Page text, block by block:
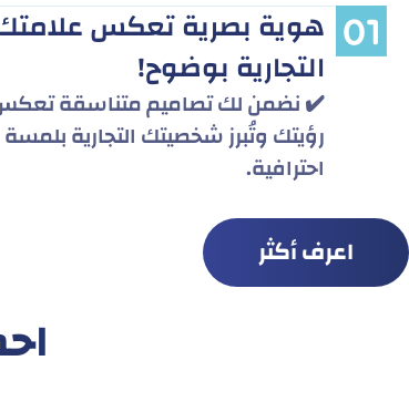
هوية بصرية تعكس
التجارية بوضوح!
✔️ نضمن لك تصاميم متناسقة
رؤيتك وتُبرز شخصيتك التجارية بلمسة
احترافية.
اعرف أكثر